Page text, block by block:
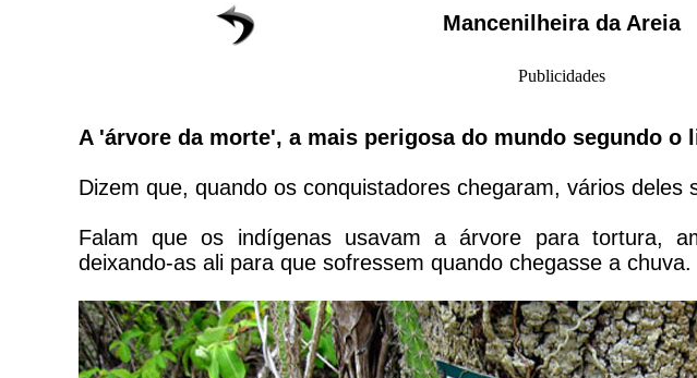
Mancenilheira da Areia
Publicidades
A 'árvore da morte', a mais perigosa do mundo segundo o
Dizem que, quando os conquistadores chegaram, vários deles
Falam que os indígenas usavam a árvore para tortura,
deixando-as ali para que sofressem quando chegasse a chuva.